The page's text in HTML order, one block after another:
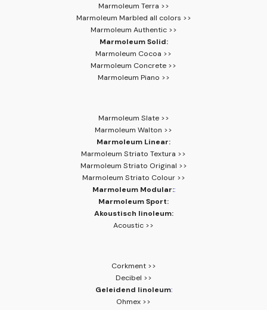
Marmoleum Terra >>
Marmoleum Marbled all colors >>
Marmoleum Authentic >>
Marmoleum Solid:
Marmoleum Cocoa >>
Marmoleum Concrete >>
Marmoleum Piano >>
Marmoleum Slate >>
Marmoleum Walton >>
Marmoleum Linear:
Marmoleum Striato Textura >>
Marmoleum Striato Original >>
Marmoleum Striato Colour >>
Marmoleum Modular::
Marmoleum Sport:
Akoustisch linoleum:
Acoustic >>
Corkment >>
Decibel >>
Geleidend linoleum:
Ohmex >>